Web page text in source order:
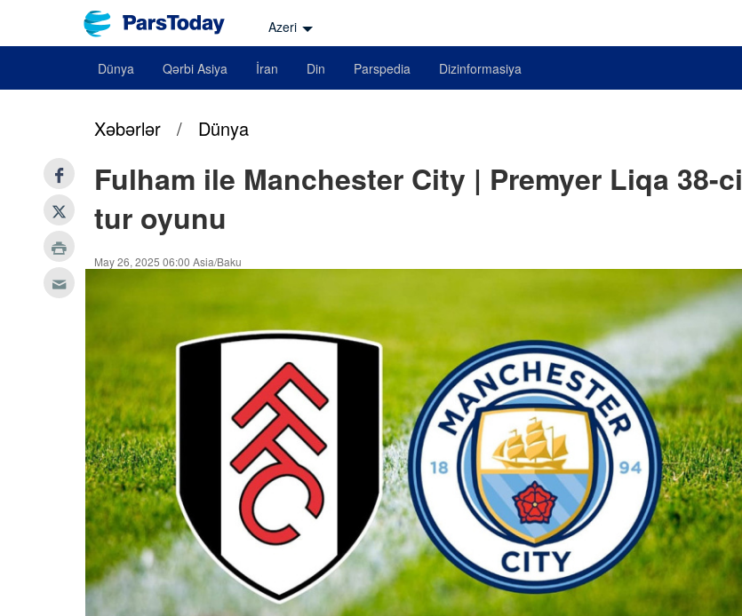
Azeri
Dünya Qərbi Asiya İran Din Parspedia Dizinformasiya
Xəbərlər / Dünya
Fulham ile Manchester City | Premyer Liqa 38-ci
tur oyunu
May 26, 2025 06:00 Asia/Baku